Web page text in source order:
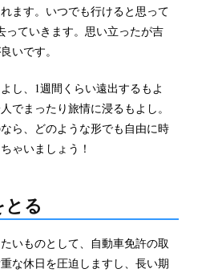
ます。いつでも行けると思って
っていきます。思い立ったが吉
いです。
し、1週間くらい遠出するもよ
でまったり旅情に浸るもよし。
ら、どのような形でも自由に時
ゃいましょう！
る
いものとして、自動車免許の取
な休日を圧迫しますし、長い期